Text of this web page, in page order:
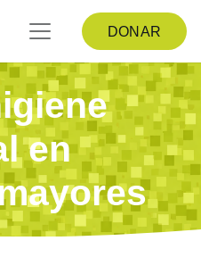
DONAR
en